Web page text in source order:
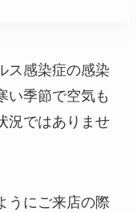
ス感染症の感染
い季節で空気も
況ではありませ
うにご来店の際